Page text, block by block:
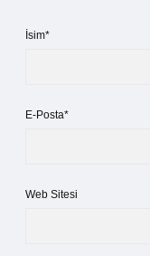
İsim*
E-Posta*
Web Sitesi